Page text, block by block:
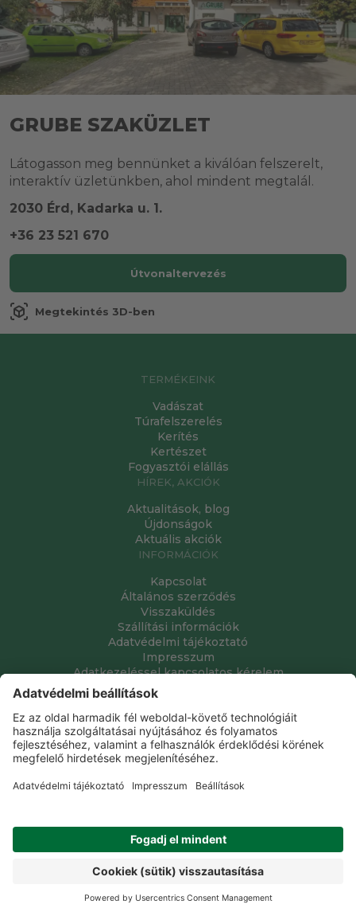
GRUBE SZAKÜZLET
Látogasson meg bennünket a kiválóan felszerelt,
interaktív üzletünkben, ahol mindent megtalál.
2030 Érd, Kadarka u. 1.
+36 23 521 670
Útvonaltervezés
view_in_ar Megtekintés 3D-ben
TERMÉKEINK
Vadászat
Túrafelszerelés
Kerítés
Kertészet
Fogyasztói elállás
HÍREK, AKCIÓK
Aktualitások, blog
Újdonságok
Aktuális akciók
INFORMÁCIÓK
Kapcsolat
Általános szerződés
Visszaküldés
Szállítási információk
Adatvédelmi tájékoztató
Impresszum
Adatkezeléssel kapcsolatos kérelem
Grube Kft. © 2009 - 2026. Minden jog fenntartva. All rights
reserved.
Tervezte és készítette:
Vision-Software, az Octopus 8 ERP
forgalmazója.